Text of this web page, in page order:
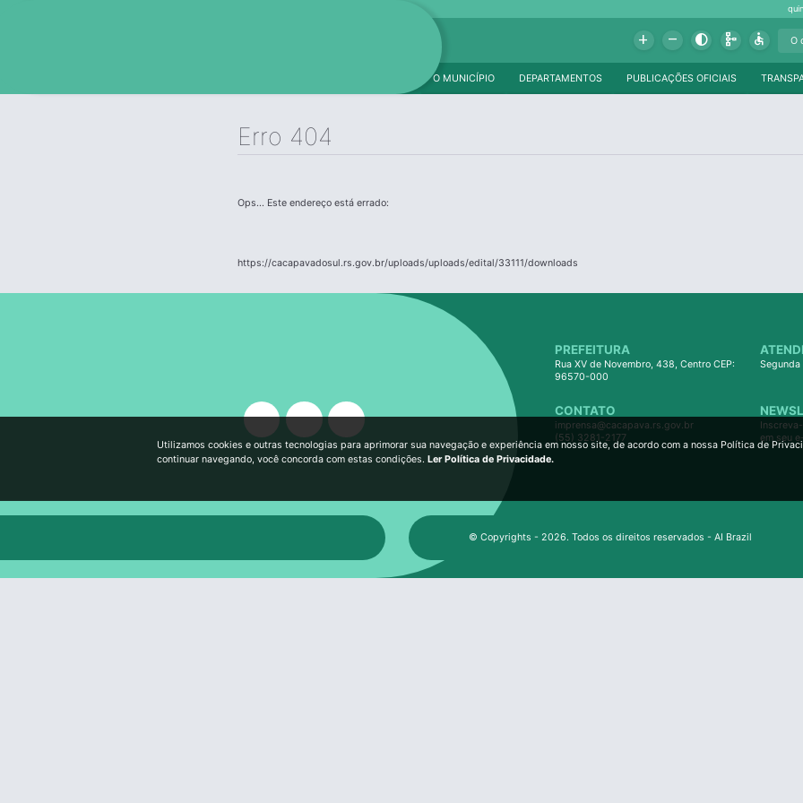
Add Remove Contrast Schema Accessible
PUBLICAÇÕES OFICIAIS
DEPARTAMENTOS
O MUNICÍPIO
Erro 404
Ops... Este endereço está errado:
https://cacapavadosul.rs.gov.br/uploads/uploads/edital/33111/downloads
PREFEITURA
Rua XV de Novembro, 438, Centro CEP:
96570-000
Segunda
CONTATO
imprensa@cacapava.rs.gov.br
(55) 3281-2177
em seu
© Copyrights - 2026. Todos os direitos reservados - AI Brazil
Utilizamos cookies e outras tecnologias para aprimorar sua navegação e experiência em nosso site, de acordo com a nossa Política de
continuar navegando, você concorda com estas condições. Ler Política de Privacidade.